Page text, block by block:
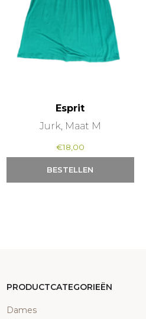
Esprit
Jurk, Maat M
€18,00
BESTELLEN
PRODUCTCATEGORIEËN
Dames